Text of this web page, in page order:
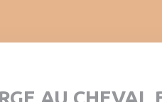
AU CHEVAL